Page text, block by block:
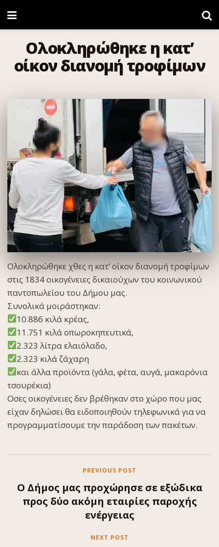
Ολοκληρώθηκε η κατ’
οίκον διανομή τροφίμων
Ολοκληρώθηκε χθες η κατ’ οίκον διανομή τροφίμων
στις 1834 οικογένειες δικαιούχων του κοινωνικού
παντοπωλείου του Δήμου μας.
Συνολικά μοιράστηκαν:
10.886 κιλά κρέας,
11.751 κιλά οπωροκηπευτικά,
2.323 λίτρα ελαιόλαδο,
2.323 κιλά ζάχαρη
και άλλα προϊόντα (γάλα, φέτα, αυγά, μακαρόνια
τσουρέκια)
Οσες οικογένειες δεν βρέθηκαν στο χώρο που μας
είχαν δηλώσει θα ειδοποιηθούν τηλεφωνικά για να
προγραμματίσουμε την παράδοση των πακέτων.
PREVIOUS POST
Ο Δήμος μας προχώρησε σε εξώδικα
προς δύο ακόμη εταιρίες παροχής
ενέργειας
NEXT POST